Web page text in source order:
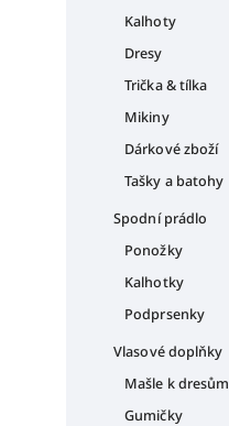
Kalhoty
Dresy
Trička & tílka
Mikiny
Dárkové zboží
Tašky a batohy
Spodní prádlo
Ponožky
Kalhotky
Podprsenky
Vlasové doplňky
Mašle k dresům
Gumičky